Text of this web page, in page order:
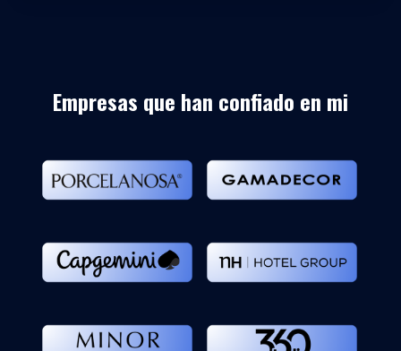
Empresas que han confiado en mi